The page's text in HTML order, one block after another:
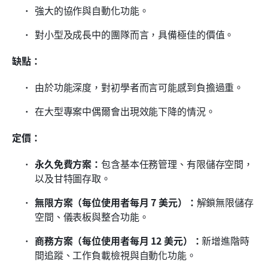
強大的協作與自動化功能。
對小型及成長中的團隊而言，具備極佳的價值。
缺點：
由於功能深度，對初學者而言可能感到負擔過重。
在大型專案中偶爾會出現效能下降的情況。
定價：
永久免費方案：包含基本任務管理、有限儲存空間，
以及甘特圖存取。
無限方案（每位使用者每月 7 美元）： 解鎖無限儲存
空間、儀表板與整合功能。
商務方案（每位使用者每月 12 美元）：新增進階時
間追蹤、工作負載檢視與自動化功能。